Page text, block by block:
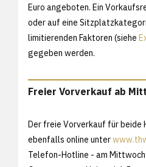
Euro angeboten. Ein
oder auf eine
limitierenden Faktoren (siehe
gegeben werden.
Freier Vorverkauf ab
Der freie Vorverkauf für beide
ebenfalls online unter
Telefon-Hotline - am Mittwoch